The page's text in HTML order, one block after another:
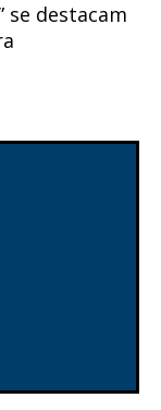
se destacam